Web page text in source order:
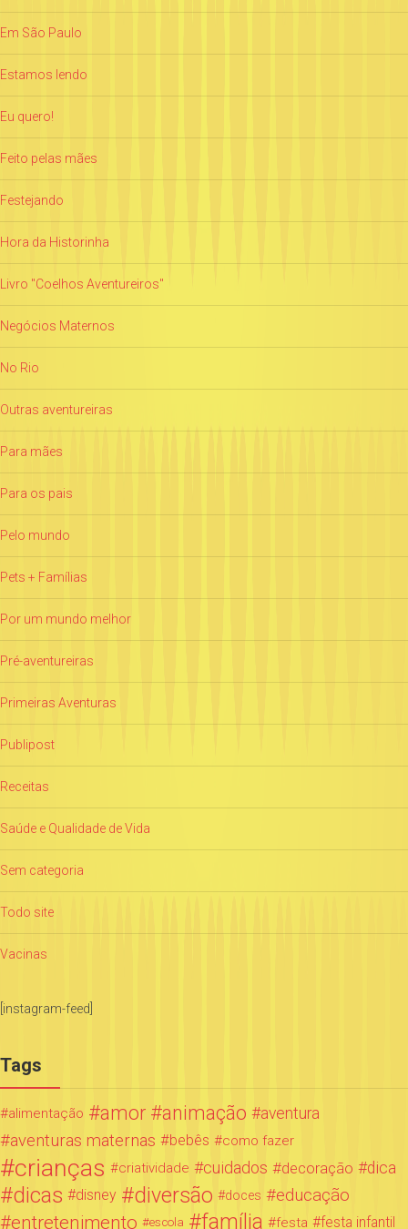
Em São Paulo
Estamos lendo
Eu quero!
Feito pelas mães
Festejando
Hora da Historinha
Livro "Coelhos Aventureiros"
Negócios Maternos
No Rio
Outras aventureiras
Para mães
Para os pais
Pelo mundo
Pets + Famílias
Por um mundo melhor
Pré-aventureiras
Primeiras Aventuras
Publipost
Receitas
Saúde e Qualidade de Vida
Sem categoria
Todo site
Vacinas
[instagram-feed]
Tags
alimentação amor animação aventura
aventuras maternas bebês como fazer
crianças criatividade cuidados decoração dica
dicas disney diversão doces educação
entretenimento escola família festa festa infantil